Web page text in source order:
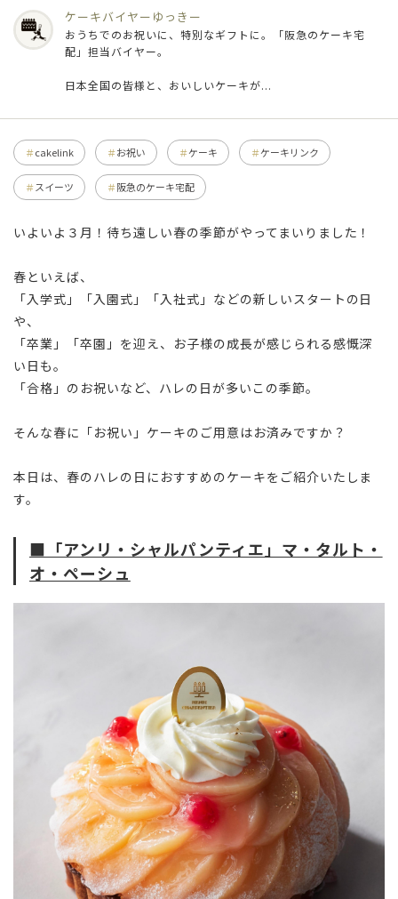
ケーキバイヤー ゆっきー
おうちでのお祝いに、特別なギフトに。「阪急のケーキ宅
配」担当バイヤー。
日本全国の皆様と、おいしいケーキが...
cakelink お祝い ケーキ ケーキリンク
スイーツ 阪急のケーキ宅配
いよいよ３月！待ち遠しい春の季節がやってまいりました！
春といえば、
「入学式」「入園式」「入社式」などの新しいスタートの日
や、
「卒業」「卒園」を迎え、お子様の成長が感じられる感慨深
い日も。
「合格」のお祝いなど、ハレの日が多いこの季節。
そんな春に「お祝い」ケーキのご用意はお済みですか？
本日は、春のハレの日におすすめのケーキをご紹介いたしま
す。
■「アンリ・シャルパンティエ」マ・タルト・
オ・ペーシュ